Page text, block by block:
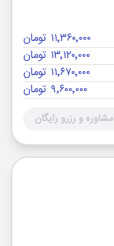
۱۱٬۳۶۰٬۰۰۰ تومان
۱۳٬۱۲۰٬۰۰۰ تومان
۱۱٬۶۷۰٬۰۰۰ تومان
۹٬۶۰۰٬۰۰۰ تومان
مشاوره و رزرو رایگان